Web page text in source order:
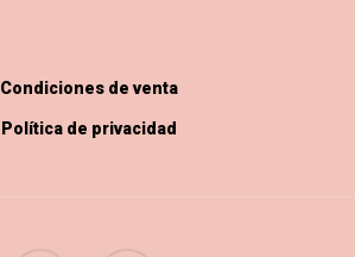
Condiciones de venta
Política de privacidad